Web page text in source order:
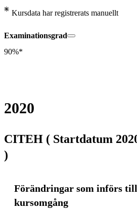
Kursdata har registrerats manuellt
Examinationsgrad
90%*
2020
CITEH ( Startdatum
)
Förändringar som införs
kursomgång